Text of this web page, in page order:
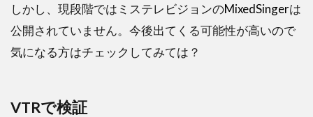
しかし、現段階ではミステレビジョンのMixedSingerは
公開されていません。今後出てくる可能性が高いので
気になる方はチェックしてみては？
VTRで検証